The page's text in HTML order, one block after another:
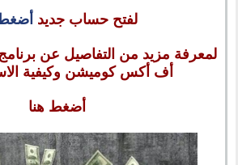
لفتح حساب جديد
لمعرفة مزيد من التفاصيل عن
أف أكس كوميشن وكيفية
أضغط هنا